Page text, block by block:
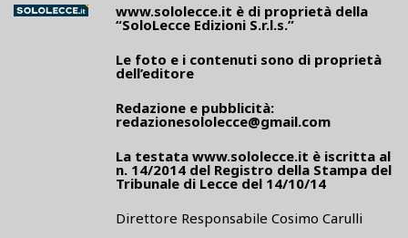
www.sololecce.it è di proprietà della
“SoloLecce Edizioni S.r.l.s.”
Le foto e i contenuti sono di proprietà
dell’editore
Redazione e pubblicità:
redazionesololecce@gmail.com
La testata www.sololecce.it è iscritta al
n. 14/2014 del Registro della Stampa del
Tribunale di Lecce del 14/10/14
Direttore Responsabile Cosimo Carulli